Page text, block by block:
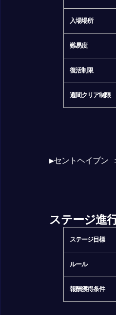
入場場所
難易度
復活制限
週間クリア制限
▶セントヘイブン
ステージ進
ステージ目標
ルール
報酬獲得条件